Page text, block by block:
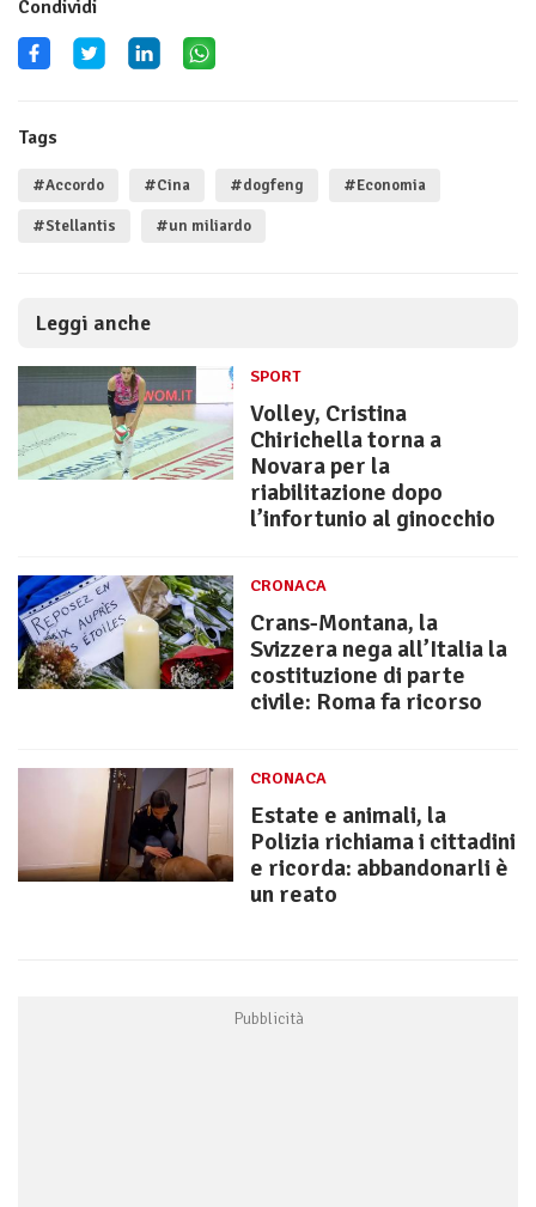
Condividi
Tags
#Accordo #Cina #dogfeng #Economia
#Stellantis #un miliardo
Leggi anche
SPORT
Volley, Cristina
Chirichella torna a
Novara per la
riabilitazione dopo
l’infortunio al ginocchio
CRONACA
Crans-Montana, la
Svizzera nega all’Italia la
costituzione di parte
civile: Roma fa ricorso
CRONACA
Estate e animali, la
Polizia richiama i cittadini
e ricorda: abbandonarli è
un reato